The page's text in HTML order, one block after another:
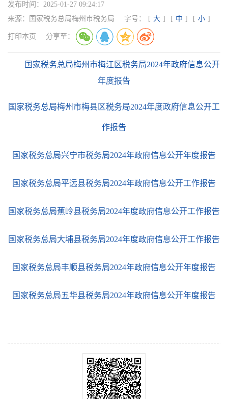
发布时间： 2025-01-27 09:24:17
来源：
国家税务总局梅州市税务局 字号： [ 大 ] [ 中 ] [ 小 ]
打印本页 分享至：
国家税务总局梅州市梅江区税务局2024年政府信息公开
年度报告
国家税务总局梅州市梅县区税务局2024年度政府信息公开工
作报告
国家税务总局兴宁市税务局2024年政府信息公开年度报告
国家税务总局平远县税务局2024年政府信息公开工作报告
国家税务总局蕉岭县税务局2024年度政府信息公开工作报告
国家税务总局大埔县税务局2024年度政府信息公开工作报告
国家税务总局丰顺县税务局2024年政府信息公开年度报告
国家税务总局五华县税务局2024年政府信息公开年度报告